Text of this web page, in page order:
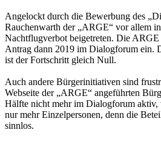
Angelockt durch die Bewerbung des
Rauchenwarth der „ARGE“ vor allem
Nachtflugverbot beigetreten. Die ARGE
Antrag dann 2019 im Dialogforum ein.
ist der Fortschritt gleich Null.
Auch andere Bürgerinitiativen sind
Webseite der „ARGE“ angeführten
Hälfte nicht mehr im Dialogforum aktiv,
nur mehr Einzelpersonen, denn die
sinnlos.